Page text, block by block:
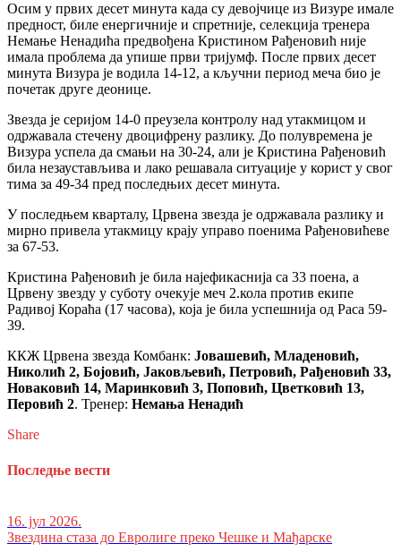
Осим у првих десет минута када су девојчице из Визуре имале
предност, биле енергичније и спретније, селекција тренера
Немање Ненадића предвођена Кристином Рађеновић није
имала проблема да упише први тријумф. После првих десет
минута Визура је водила 14-12, а кључни период меча био је
почетак друге деонице.
Звезда је серијом 14-0 преузела контролу над утакмицом и
одржавала стечену двоцифрену разлику. До полувремена је
Визура успела да смањи на 30-24, али је Кристина Рађеновић
била незаустављива и лако решавала ситуације у корист у свог
тима за 49-34 пред последњих десет минута.
У последњем кварталу, Црвена звезда је одржавала разлику и
мирно привела утакмицу крају управо поенима Рађеновићеве
за 67-53.
Кристина Рађеновић је била најефикаснија са 33 поена, а
Црвену звезду у суботу очекује меч 2.кола против екипе
Радивој Кораћа (17 часова), која је била успешнија од Раса 59-
39.
ККЖ Црвена звезда Комбанк: Јовашевић, Младеновић,
Николић 2, Бојовић, Јаковљевић, Петровић, Рађеновић 33,
Новаковић 14, Маринковић 3, Поповић, Цветковић 13,
Перовић 2. Тренер: Немања Ненадић
Share
Последње вести
16. јул 2026.
Звездина стаза до Евролиге преко Чешке и Мађарске